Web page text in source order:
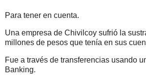
Para tener en cuenta.
Una empresa de Chivilcoy sufrió la
millones de pesos que tenía en sus
Fue a través de transferencias usando
Banking.